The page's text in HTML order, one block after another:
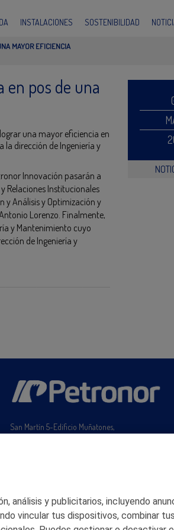
INSTALACIONES SOSTENIBILIDAD
MAYOR EFICIENCIA
pos de una
una mayor eficiencia en
la dirección de Ingeniería y
Innovación pasarán a
Relaciones Institucionales
y Análisis y Optimización y
Lorenzo. Finalmente,
y Mantenimiento cuyo
de Ingeniería y
San Martín 5-Edificio Muñatones,
48550 Muskiz (Bizkaia)
análisis y publicitarios, incluyendo
vincular tus dispositivos, combinar